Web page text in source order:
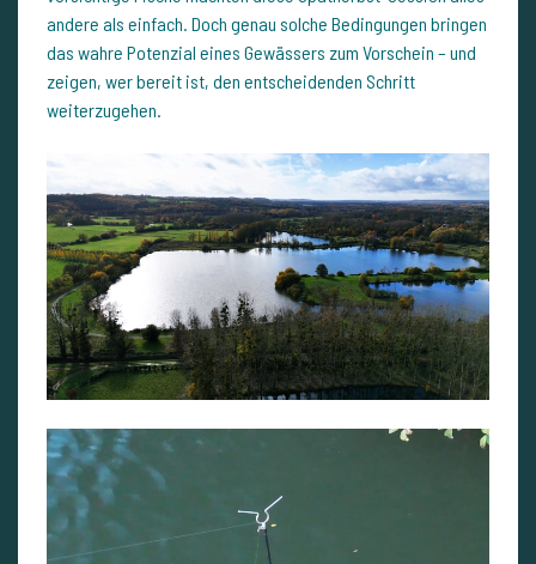
andere als einfach. Doch genau solche Bedingungen bringen
das wahre Potenzial eines Gewässers zum Vorschein – und
zeigen, wer bereit ist, den entscheidenden Schritt
weiterzugehen.